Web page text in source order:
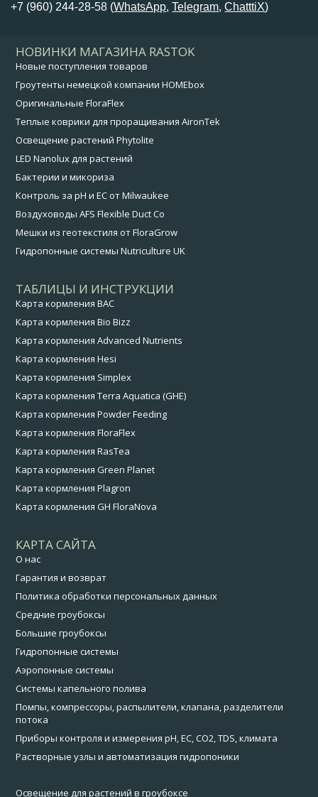
+7 (960) 244-28-58 (WhatsApp,Telegram,ChatttiX)
НОВИНКИ МАГАЗИНА RASTOK
Новые поступления товаров
Гроутенты немецкой компании HOMEbox
Оригинальные FloraFlex
Теплые коврики для проращивания AironTek
Освещение растений Phytolite
LED Nanolux для растений
Бактерии и микориза
Контроль за pH и EC от Milwaukee
Воздуховоды AFS Flexible Duct Co
Мешки из геотекстиля от FloraGrow
Гидропонные системы Nutriculture UK
ТАБЛИЦЫ И ИНСТРУКЦИИ
Карта кормления BAC
Карта кормления Bio Bizz
Карта кормления Advanced Nutrients
Карта кормления Hesi
Карта кормления Simplex
Карта кормления Terra Aquatica (GHE)
Карта кормления Powder Feeding
Карта кормления FloraFlex
Карта кормления RasTea
Карта кормления Green Planet
Карта кормления Plagron
Карта кормления GH FloraNova
КАРТА САЙТА
О нас
Гарантия и возврат
Политика обработки персональных данных
Средние гроубоксы
Большие гроубоксы
Гидропонные системы
Аэропонные системы
Системы капельного полива
Помпы, компрессоры, распылители, клапана, разделители
потока
Приборы контроля и измерения pH, EC, CO2, TDS, климата
Растворные узлы и автоматизация гидропоники
Освещение для растений в гроубоксе